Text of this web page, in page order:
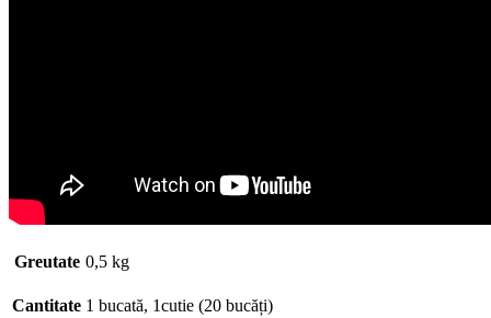
Greutate 0,5 kg
Cantitate 1 bucată, 1cutie (20 bucăți)